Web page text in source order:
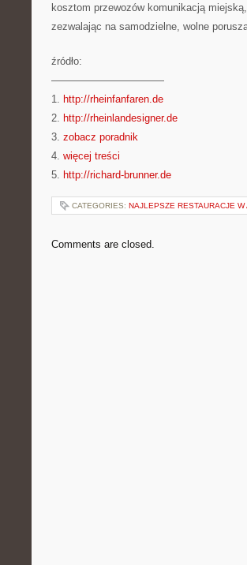
kosztom przewozów komunikacją
zezwalając na samodzielne, wolne
źródło:
———————————
1. http://rheinfanfaren.de
2. http://rheinlandesigner.de
3. zobacz poradnik
4. więcej treści
5. http://richard-brunner.de
CATEGORIES: NAJLEPSZE RESTAURACJE W
Comments are closed.